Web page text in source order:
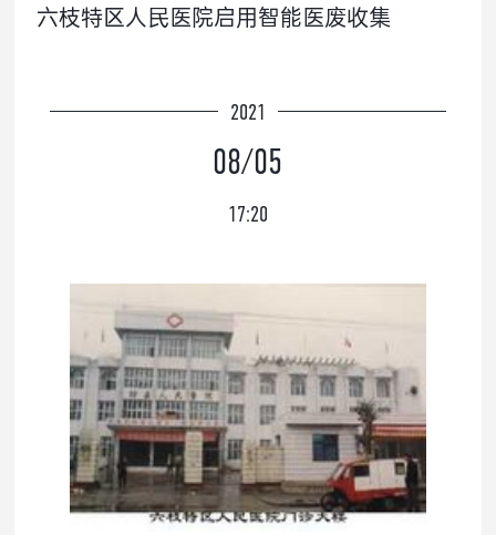
六枝特区人民医院启用智能医废收集
2021
08/05
17:20